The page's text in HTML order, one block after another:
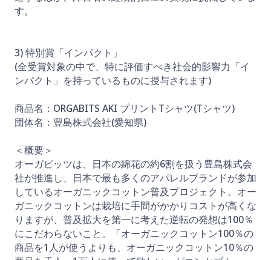
す。
3) 特別賞「インパクト」
(全受賞対象の中で、特に評価すべき社会的影響力「イ
ンパクト」を持っているものに授与されます)
商品名：ORGABITS AKI プリントTシャツ(Tシャツ)
団体名：豊島株式会社(愛知県)
＜概要＞
オーガビッツは、日本の綿花の約6割を扱う豊島株式会
社が推進し、日本で最も多くのアパレルブランドが参加
しているオーガニックコットン普及プロジェクト。オー
ガニックコットンは栽培に手間がかかりコストが高くな
りますが、普及拡大を第一に考えた逆転の発想は100％
にこだわらないこと。「オーガニックコットン100％の
商品を1人が使うよりも、オーガニックコットン10％の